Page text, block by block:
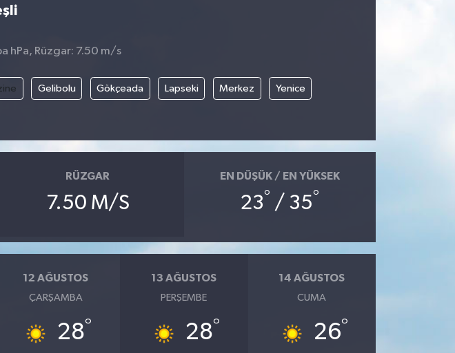
hPa, Rüzgar: 7.50 m/s
Gelibolu Gökçeada Lapseki Merkez Yenice
RÜZGAR
7.50 M/S
EN DÜŞÜK / EN YÜKSEK
23° / 35°
12 AĞUSTOS
ÇARŞAMBA
28°
13 AĞUSTOS
PERŞEMBE
28°
14 AĞUSTOS
CUMA
26°